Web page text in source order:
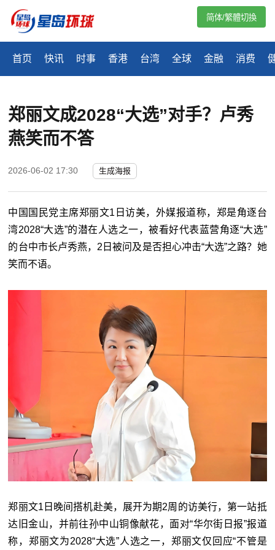
首页 快讯 时事 香港 台湾 全球 金融 消费
简体/繁體切換
郑丽文成2028“大选”对手？卢秀
燕笑而不答
2026-06-02 17:30 生成海报
中国国民党主席郑丽文1日访美，外媒报道称，郑是角逐台
湾2028“大选”的潜在人选之一，被看好代表蓝营角逐“大选”
的台中市长卢秀燕，2日被问及是否担心冲击“大选”之路？她
笑而不语。
郑丽文1日晚间搭机赴美，展开为期2周的访美行，第一站抵
达旧金山，并前往孙中山铜像献花，面对“华尔街日报”报道
称，郑丽文为2028“大选”人选之一，郑丽文仅回应“不管是